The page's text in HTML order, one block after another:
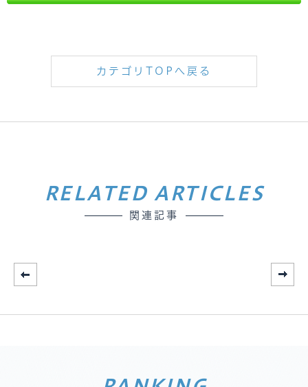
カテゴリTOPへ戻る
RELATED ARTICLES
関連記事